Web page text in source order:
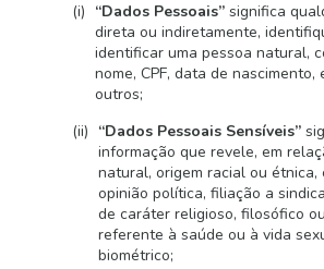
“Dados Pessoais” significa
direta ou indiretamente,
identificar uma pessoa natural,
nome, CPF, data de nascimento,
outros;
“Dados Pessoais Sensíveis”
informação que revele, em
natural, origem racial ou étnica,
opinião política, filiação a
de caráter religioso, filosófico
referente à saúde ou à vida
biométrico;